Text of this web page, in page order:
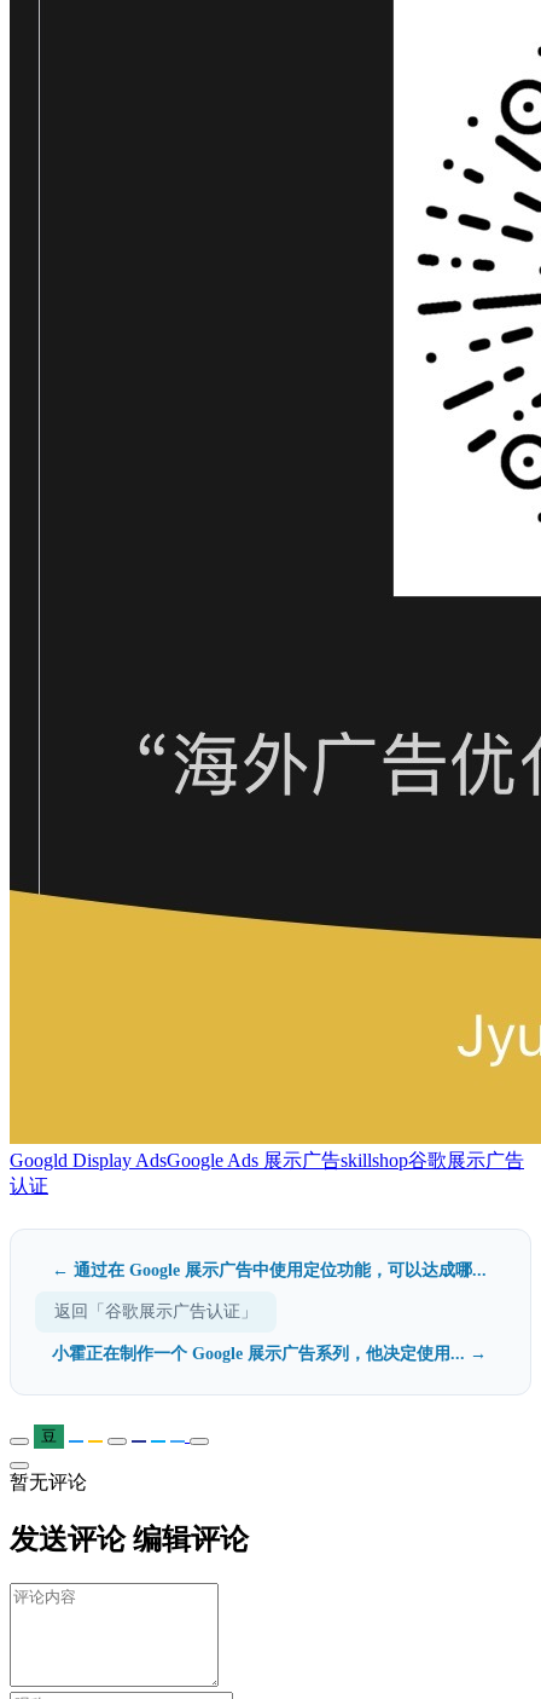
Googld Display AdsGoogle Ads 展示广告skillshop谷歌展示广告
认证
← 通过在 Google 展示广告中使用定位功能，可以达成哪...
返回「谷歌展示广告认证」
小霍正在制作一个 Google 展示广告系列，他决定使用... →
豆
暂无评论
发送评论 编辑评论